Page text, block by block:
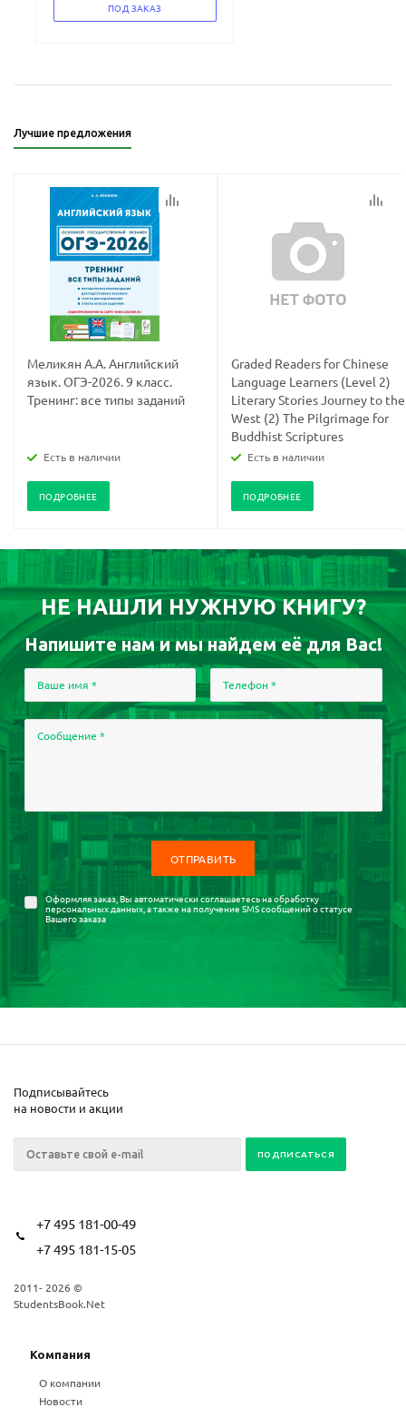
ПОД ЗАКАЗ
Лучшие предложения
Меликян А.А. Английский
язык. ОГЭ-2026. 9 класс.
Тренинг: все типы заданий
Есть в наличии
ПОДРОБНЕЕ
Graded Readers for Chinese
Language Learners (Level 2)
Literary Stories Journey to the
West (2) The Pilgrimage for
Buddhist Scriptures
Есть в наличии
ПОДРОБНЕЕ
НЕ НАШЛИ НУЖНУЮ КНИГУ?
Напишите нам и мы найдем её для Вас!
Ваше имя * Телефон *
Сообщение *
Оформляя заказ, Вы автоматически соглашаетесь наобработку
персональных данных, а также на получение SMS сообщений о статусе
Вашего заказа
Подписывайтесь
на новости и акции
+7 495 181-00-49
+7 495 181-15-05
2011- 2026 ©
StudentsBook.Net
Компания
О компании
Новости